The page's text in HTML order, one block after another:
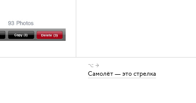
⌥ →
Самолёт — это стрелка